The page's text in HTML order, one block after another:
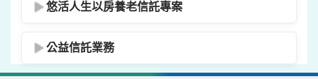
悠活人生以房養老信託專案
公益信託業務